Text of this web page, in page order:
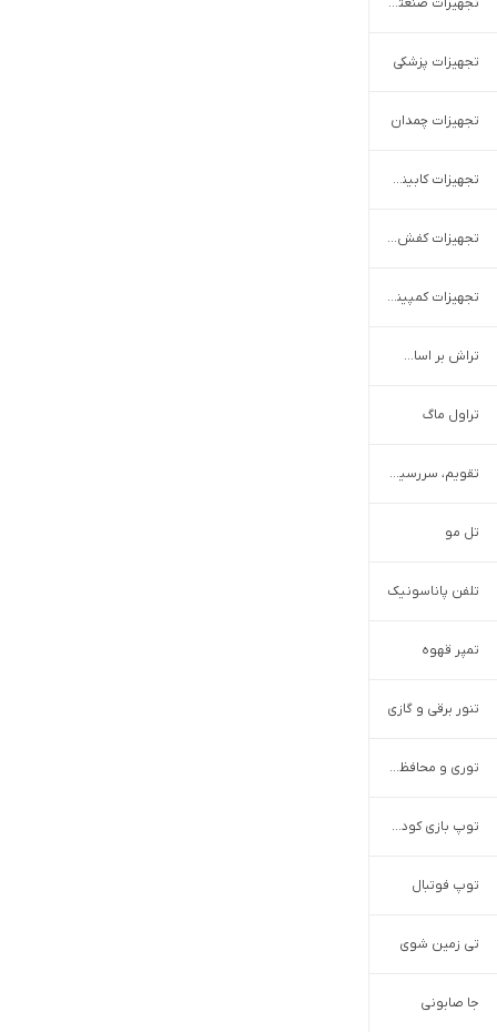
تجهیزات پزشکی
تجهیزات چمدان
تجهیزات کابینت و کمد
تجهیزات کفش و چرم
تجهیزات کمپینگ
تراش بر اساس برند
تراول ماگ
تقویم، سررسید و سالنامه
تل مو
تلفن پاناسونیک
تمپر قهوه
تنور برقی و گازی
توری و محافظ درب و پنجره
توپ بازی کودکان
توپ فوتبال
تی زمین شوی
جا صابونی